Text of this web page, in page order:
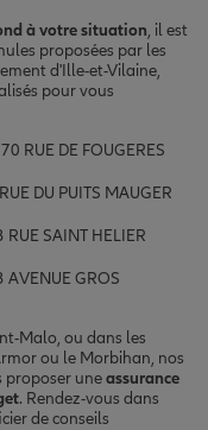
à votre situation, il est
proposées par les
d'Ille-et-Vilaine,
pour vous
RUE DE FOUGERES
DU PUITS MAUGER
RUE SAINT HELIER
AVENUE GROS
Malo, ou dans les
ou le Morbihan, nos
proposer uneassurance
. Rendez-vous dans
de conseils